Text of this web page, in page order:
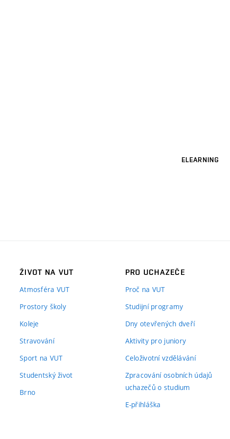
ELEARNING
ŽIVOT NA VUT
Atmosféra VUT
Prostory školy
Koleje
Stravování
Sport na VUT
Studentský život
Brno
PRO UCHAZEČE
Proč na VUT
Studijní programy
Dny otevřených dveří
Aktivity pro juniory
Celoživotní vzdělávání
Zpracování osobních údajů
uchazečů o studium
E-přihláška